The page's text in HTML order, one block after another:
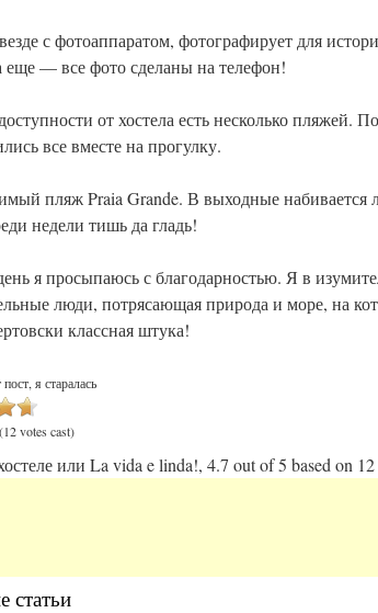
с фотоаппаратом, фотографирует для
еще — все фото сделаны на телефон!
от хостела есть несколько пляжей.
все вместе на прогулку.
пляж Praia Grande. В выходные набивается
недели тишь да гладь!
я просыпаюсь с благодарностью. Я в
люди, потрясающая природа и море, на
классная штука!
я старалась
(12 votes cast)
или La vida e linda!, 4.7 out of5 based on 12
статьи